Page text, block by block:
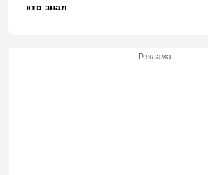
кто знал
Реклама